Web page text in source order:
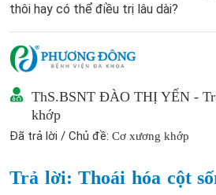
thôi hay có thể điều trị lâu dài?
ThS.BSNT ĐÀO THỊ YẾN -
khớp
Đã trả lời / Chủ đề: Cơ xương khớp
Trả lời: Thoái hóa cột